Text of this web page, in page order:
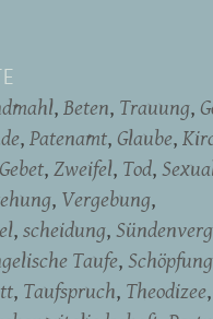
Beten Trauung
Patenamt Glaube
Gebet Zweifel Tod
Vergebung
scheidung
Taufe Schöpfung
Taufspruch Theodizee